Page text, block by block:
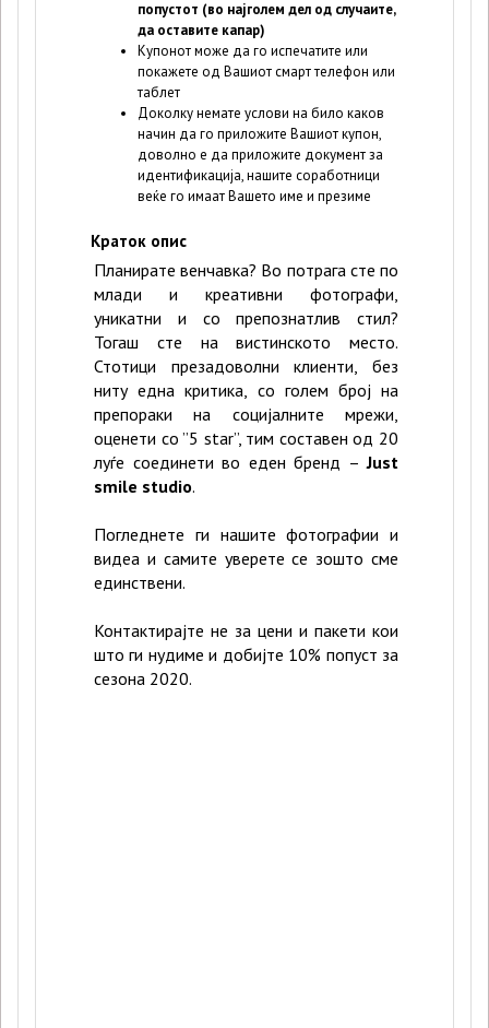
попустот (во најголем дел од случаите,
да оставите капар)
Купонот може да го испечатите или
покажете од Вашиот смарт телефон или
таблет
Доколку немате услови на било каков
начин да го приложите Вашиот купон,
доволно е да приложите документ за
идентификација, нашите соработници
веќе го имаат Вашето име и презиме
Краток опис
Планирате венчавка? Во потрага сте по
млади и креативни фотографи,
уникатни и со препознатлив стил?
Тогаш сте на вистинското место.
Стотици презадоволни клиенти, без
ниту една критика, со голем број на
препораки на социјалните мрежи,
оценети со ”5 star”, тим составен од 20
луѓе соединети во еден бренд –Just
smile studio.
Погледнете ги нашите фотографии и
видеа и самите уверете се зошто сме
единствени.
Контактирајте не за цени и пакети кои
што ги нудиме и добијте 10% попуст за
сезона 2020.